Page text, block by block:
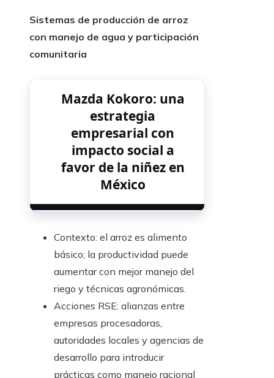
Sistemas de producción de arroz
con manejo de agua y participación
comunitaria
Mazda Kokoro: una
estrategia
empresarial con
impacto social a
favor de la niñez en
México
Contexto: el arroz es alimento
básico; la productividad puede
aumentar con mejor manejo del
riego y técnicas agronómicas.
Acciones RSE: alianzas entre
empresas procesadoras,
autoridades locales y agencias de
desarrollo para introducir
prácticas como manejo racional